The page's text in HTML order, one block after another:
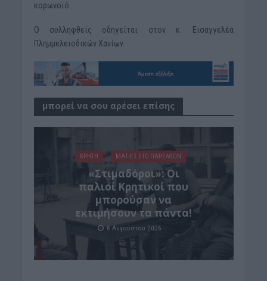
κορωνοϊό.
Ο συλληφθείς οδηγείται στον κ. Εισαγγελέα
Πλημμελειοδικών Χανίων.
μπορεί να σου αρέσει επίσης
ΚΡΗΤΗ ΜΑΤΙΕΣ ΣΤΟ ΠΑΡΕΛΘΟΝ
«Στιμαδόροι»: Οι
παλιοί Κρητικοί που
μπορούσαν να
εκτιμήσουν τα πάντα!
6 Αυγούστου 2026